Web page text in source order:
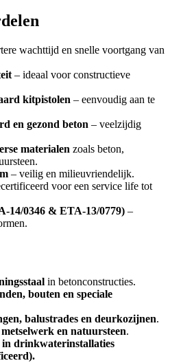
wachttijd en snelle voortgang van
– ideaal voor constructieve
kitpistolen – eenvoudig aan te
en gezond beton – veelzijdig
materialen zoals beton,
– veilig en milieuvriendelijk.
voor een service life tot
14/0346 & ETA-13/0779) –
in betonconstructies.
bouten en speciale
balustrades en deurkozijnen.
en natuursteen.
drinkwaterinstallaties